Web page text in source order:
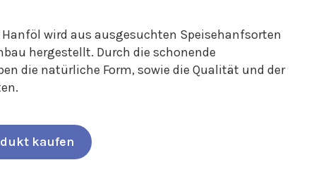
wird aus ausgesuchten Speisehanfsorten
hergestellt. Durch die schonende
die natürliche Form, sowie die Qualität und der
kaufen